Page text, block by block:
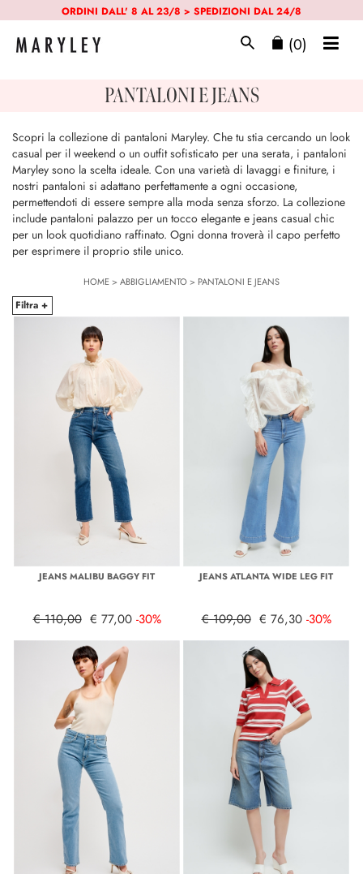
ORDINI DALL' 8 AL 23/8 > SPEDIZIONI DAL 24/8
(0)
PANTALONI E JEANS
Scopri la collezione di pantaloni Maryley. Che tu stia cercando un look
casual per il weekend o un outfit sofisticato per una serata, i pantaloni
Maryley sono la scelta ideale. Con una varietà di lavaggi e finiture, i
nostri pantaloni si adattano perfettamente a ogni occasione,
permettendoti di essere sempre alla moda senza sforzo. La collezione
include pantaloni palazzo per un tocco elegante e jeans casual chic
per un look quotidiano raffinato. Ogni donna troverà il capo perfetto
per esprimere il proprio stile unico.
HOME>ABBIGLIAMENTO> PANTALONI E JEANS
Filtra +
JEANS MALIBU BAGGY FIT
€ 110,00 € 77,00 -30%
JEANS ATLANTA WIDE LEG FIT
€ 109,00 € 76,30 -30%